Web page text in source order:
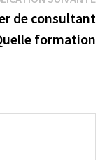
de consultant
formation